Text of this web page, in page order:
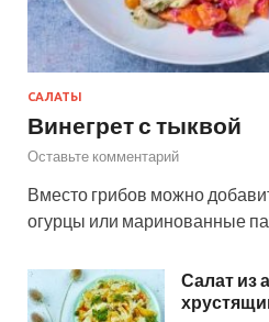
САЛАТЫ
Винегрет с тыквой
Оставьте комментарий
Вместо грибов можно
огурцы или маринованные
Салат из